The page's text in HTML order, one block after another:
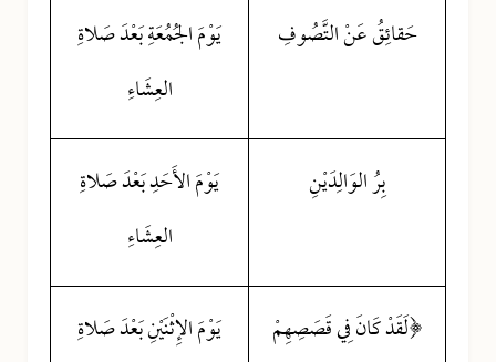
حَقائِقُ عَنْ التَّصُوفِ
يَوْمَ الجُمُعَةِ بَعْدَ صَلاةِ
العِشَاءِ
بِرُ الوَالِدَيْنِ
يَوْمَ الأَحَدِ بَعْدَ صَلاةِ
العِشَاءِ
﴿لَقَدْ كَانَ فِي قَصَصِهِمْ
يَوْمَ الإِثْنَيْنِ بَعْدَ صَلاةِ